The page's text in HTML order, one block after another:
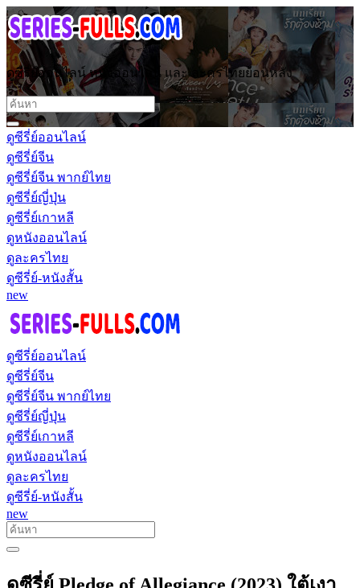
ดูซีรี่ย์ออนไลน์ หนังออนไลน์ และ ละครไทยย้อนหลัง
ดูซีรี่ย์ออนไลน์
ดูซีรี่ย์จีน
ดูซีรี่ย์จีน พากย์ไทย
ดูซีรี่ย์ญี่ปุ่น
ดูซีรี่ย์เกาหลี
ดูหนังออนไลน์
ดูละครไทย
ดูซีรี่ย์-หนังสั้น
new
ดูซีรี่ย์ออนไลน์
ดูซีรี่ย์จีน
ดูซีรี่ย์จีน พากย์ไทย
ดูซีรี่ย์ญี่ปุ่น
ดูซีรี่ย์เกาหลี
ดูหนังออนไลน์
ดูละครไทย
ดูซีรี่ย์-หนังสั้น
new